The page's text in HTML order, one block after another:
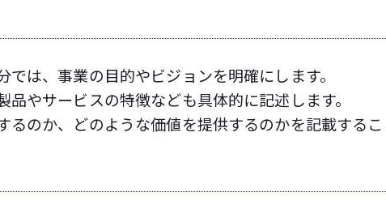
は、事業の目的やビジョンを明確にします。
やサービスの特徴なども具体的に記述します。
るのか、どのような価値を提供するのかを記載する